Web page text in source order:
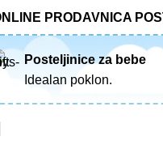
PRODAVNICA
Posteljinice za bebe
Idealan poklon.